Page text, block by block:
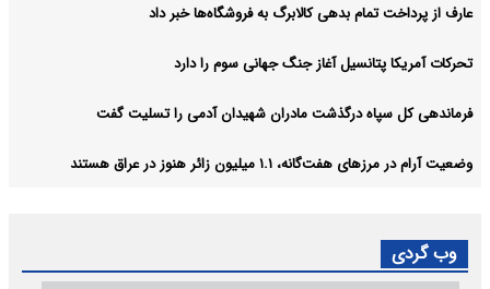
عارف از پرداخت تمام بدهی کالابرگ به فروشگاه‌ها خبر داد
تحرکات آمریکا پتانسیل آغاز جنگ جهانی سوم را دارد
فرماندهی کل سپاه درگذشت مادران شهیدان آدمی را تسلیت گفت
وضعیت آرام در مرزهای هفت‌گانه، ۱.۱ میلیون زائر هنوز در عراق هستند
وب گردی